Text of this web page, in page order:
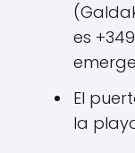
es
El
la